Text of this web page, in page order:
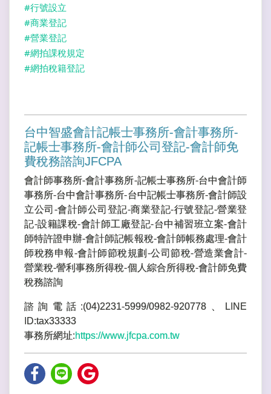
#行號設立
#商業登記
#營業登記
#網拍課稅規定
#網拍稅籍登記
台中智盛會計記帳士事務所-會計事務所-
記帳士事務所-會計師公司登記-會計師免
費稅務諮詢JFCPA
會計師事務所-會計事務所-記帳士事務所-台中會計師
事務所-台中會計事務所-台中記帳士事務所-會計師設
立公司-會計師公司登記-商業登記-行號登記-營業登
記-設籍課稅-會計師工廠登記-台中補習班立案-會計
師特許證申辦-會計師記帳報稅-會計師帳務處理-會計
師稅務申報-會計師節稅規劃-公司節稅-營造業會計-
營業稅-謍利事務所得稅-個人綜合所得稅-會計師免費
稅務諮詢
諮詢電話:(04)2231-5999/0982-920778、LINE
ID:tax33333
事務所網址:https://www.jfcpa.com.tw